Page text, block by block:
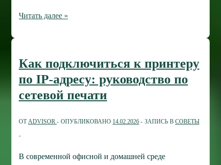
Как
только
для
одного
веб-
Читать далее »
Как подключиться к принтеру
по IP-адресу: руководство по
сетевой печати
ОТADVISOR ОПУБЛИКОВАНО 14.02.2026 ЗАПИСЬ В СОВЕТЫ
В современной офисной и домашней среде